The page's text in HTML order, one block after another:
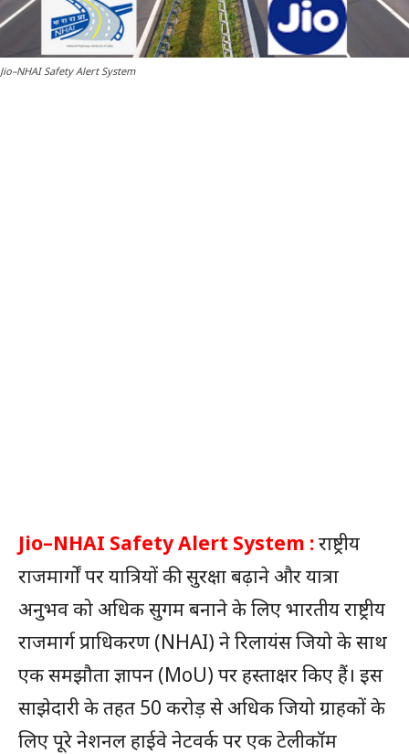
Jio–NHAI Safety Alert System
Jio–NHAI Safety Alert System :राष्ट्रीय
राजमार्गों पर यात्रियों की सुरक्षा बढ़ाने और यात्रा
अनुभव को अधिक सुगम बनाने के लिए भारतीय राष्ट्रीय
राजमार्ग प्राधिकरण (NHAI) ने रिलायंस जियो के साथ
एक समझौता ज्ञापन (MoU) पर हस्ताक्षर किए हैं। इस
साझेदारी के तहत 50 करोड़ से अधिक जियो ग्राहकों के
लिए पूरे नेशनल हाईवे नेटवर्क पर एक टेलीकॉम